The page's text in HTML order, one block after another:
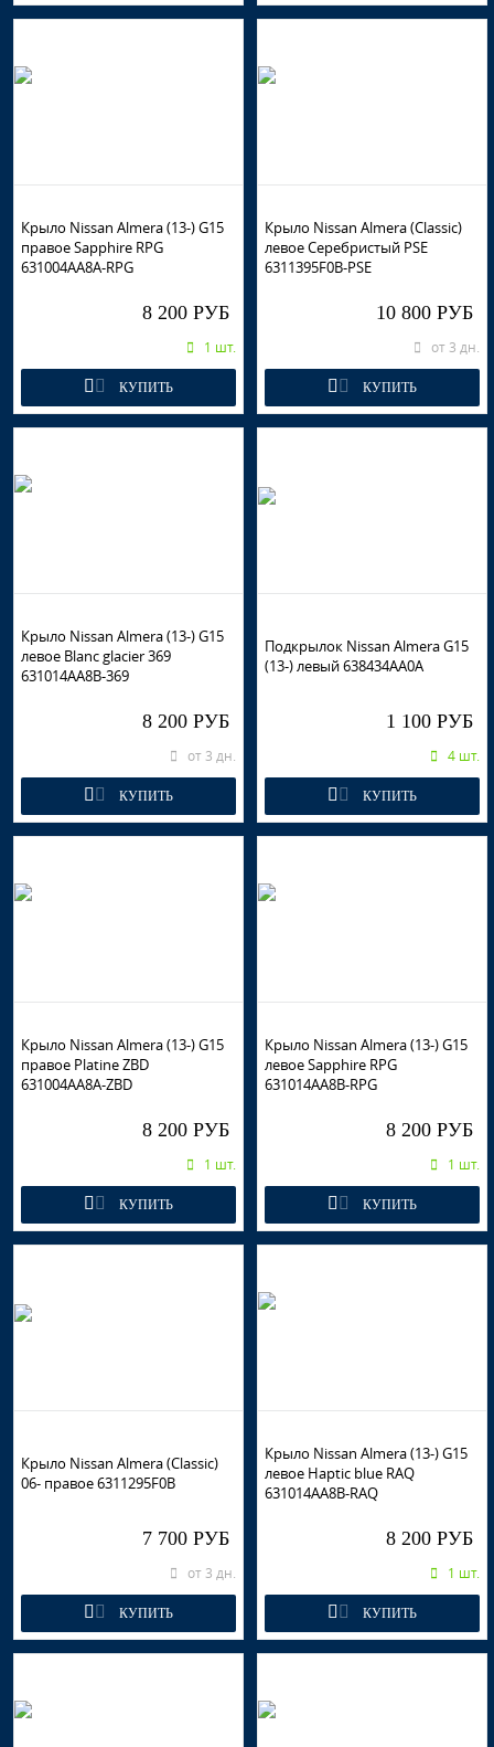
Крыло Nissan Almera (13-) G15
правое Sapphire RPG
631004AA8A-RPG
8 200 РУБ
1 шт.
КУПИТЬ
Крыло Nissan Almera (Classic)
левое Серебристый PSE
6311395F0B-PSE
10 800 РУБ
от 3 дн.
КУПИТЬ
Крыло Nissan Almera (13-) G15
левое Blanc glacier 369
631014AA8B-369
8 200 РУБ
от 3 дн.
КУПИТЬ
Подкрылок Nissan Almera G15
(13-) левый 638434AA0A
1 100 РУБ
4 шт.
КУПИТЬ
Крыло Nissan Almera (13-) G15
правое Platine ZBD
631004AA8A-ZBD
8 200 РУБ
1 шт.
КУПИТЬ
Крыло Nissan Almera (13-) G15
левое Sapphire RPG
631014AA8B-RPG
8 200 РУБ
1 шт.
КУПИТЬ
Крыло Nissan Almera (Classic)
06- правое 6311295F0B
7 700 РУБ
от 3 дн.
КУПИТЬ
Крыло Nissan Almera (13-) G15
левое Haptic blue RAQ
631014AA8B-RAQ
8 200 РУБ
1 шт.
КУПИТЬ